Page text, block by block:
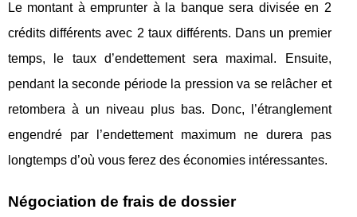
Le montant à emprunter à la banque sera divisée en 2
crédits différents avec 2 taux différents. Dans un premier
temps, le taux d’endettement sera maximal. Ensuite,
pendant la seconde période la pression va se relâcher et
retombera à un niveau plus bas. Donc, l’étranglement
engendré par l’endettement maximum ne durera pas
longtemps d’où vous ferez des économies intéressantes.
Négociation de frais de dossier